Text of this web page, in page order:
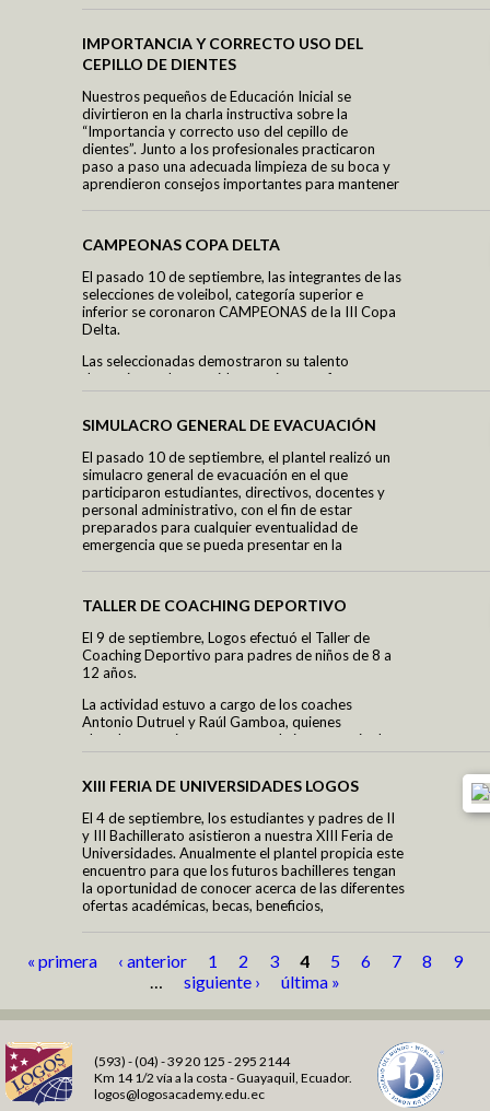
Mis primeros números
Blog Virtualeducando
Talentos Matemáticos
Blog Air Children
Blog Orientación Familiar
Construyendo Relaciones Saludables
Sexualidad Responsable
Galería de Fotos
Galería de Videos
Académico
Logos Radio
Agenda virtual
Think Central (HMH)
Comunicaciones
Estimulación Temprana
Fundación
Fundación LOGOS ACADEMY
Obras realizadas
Contáctanos
Contáctanos Logos
Información General
Únete al equipo Logos
IMPORTANCIA Y CORRECTO USO DEL
CEPILLO DE DIENTES
Nuestros pequeños de Educación Inicial se
divirtieron en la charla instructiva sobre la
“Importancia y correcto uso del cepillo de
dientes”. Junto a los profesionales practicaron
paso a paso una adecuada limpieza de su boca y
aprendieron consejos importantes para mantener
CAMPEONAS COPA DELTA
El pasado 10 de septiembre, las integrantes de las
selecciones de voleibol, categoría superior e
inferior se coronaron CAMPEONAS de la III Copa
Delta.
Las seleccionadas demostraron su talento
deportivo en los partidos que jugaron frente a
varias instituciones que participaron en el torneo.
¡Felicitaciones a nuestras destacadas
SIMULACRO GENERAL DE EVACUACIÓN
El pasado 10 de septiembre, el plantel realizó un
simulacro general de evacuación en el que
participaron estudiantes, directivos, docentes y
personal administrativo, con el fin de estar
preparados para cualquier eventualidad de
emergencia que se pueda presentar en la
TALLER DE COACHING DEPORTIVO
El 9 de septiembre, Logos efectuó el Taller de
Coaching Deportivo para padres de niños de 8 a
12 años.
La actividad estuvo a cargo de los coaches
Antonio Dutruel y Raúl Gamboa, quienes
abordaron varios temas como la importancia de
educar en valores deportivos, los beneficios del
cómo educar niños y niñas felices por medio del
deporte.
Los asistentes se mostraron muy interesados y
expresaron muchas interrogantes que fueron
respondidas por los expertos.
XIII FERIA DE UNIVERSIDADES LOGOS
El 4 de septiembre, los estudiantes y padres de II
y III Bachillerato asistieron a nuestra XIII Feria de
Universidades. Anualmente el plantel propicia este
encuentro para que los futuros bachilleres tengan
la oportunidad de conocer acerca de las diferentes
ofertas académicas, becas, beneficios,
tanto nacionales como internacionales, así como
también organizaciones de idiomas e intercambio
estudiantil.
Páginas
« primera ‹ anterior 1 2 3 4 5 6 7 8
9
…
siguiente › última »
(593) - (04) - 39 20 125 - 295 2144
Km 14 1/2 vía a la costa - Guayaquil, Ecuador.
logos@logosacademy.edu.ec